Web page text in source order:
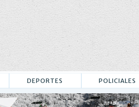
DEPORTES POLICIALES